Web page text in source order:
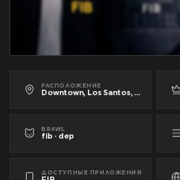
РАСПОЛОЖЕНИЕ
Downtown, Los Santos, San Andreas
BRAWL
fib · dep
ДОСТУПНЫЕ ПРИЛОЖЕНИЯ